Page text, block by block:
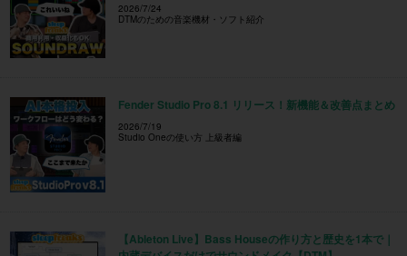
2026/7/24
DTMのための音楽機材・ソフト紹介
Fender Studio Pro 8.1 リリース！新機能＆改善点まとめ
2026/7/19
Studio Oneの使い方 上級者編
【Ableton Live】Bass Houseの作り方と歴史を1本で｜